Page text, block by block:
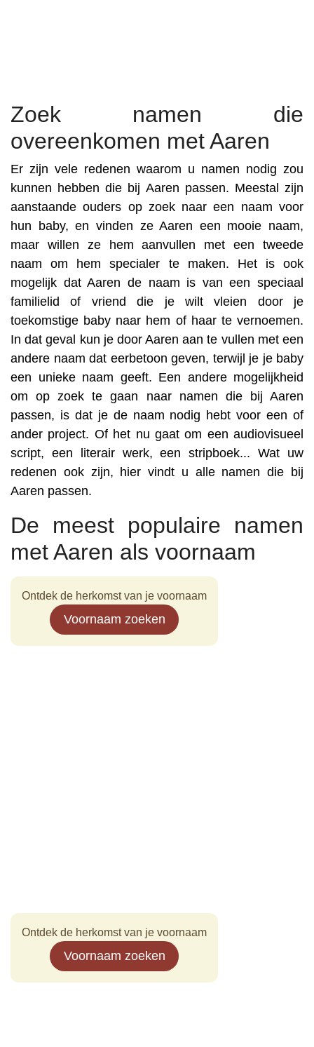
Zoek namen die
overeenkomen met Aaren
Er zijn vele redenen waarom u namen nodig zou
kunnen hebben die bij Aaren passen. Meestal zijn
aanstaande ouders op zoek naar een naam voor
hun baby, en vinden ze Aaren een mooie naam,
maar willen ze hem aanvullen met een tweede
naam om hem specialer te maken. Het is ook
mogelijk dat Aaren de naam is van een speciaal
familielid of vriend die je wilt vleien door je
toekomstige baby naar hem of haar te vernoemen.
In dat geval kun je door Aaren aan te vullen met een
andere naam dat eerbetoon geven, terwijl je je baby
een unieke naam geeft. Een andere mogelijkheid
om op zoek te gaan naar namen die bij Aaren
passen, is dat je de naam nodig hebt voor een of
ander project. Of het nu gaat om een audiovisueel
script, een literair werk, een stripboek... Wat uw
redenen ook zijn, hier vindt u alle namen die bij
Aaren passen.
De meest populaire namen
met Aaren als voornaam
Ontdek de herkomst van je voornaam
Voornaam zoeken
Ontdek de herkomst van je voornaam
Voornaam zoeken